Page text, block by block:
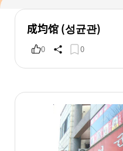
成均馆 (성균관)
0 0